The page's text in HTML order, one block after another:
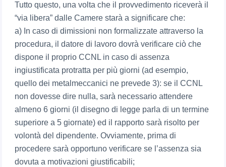
Tutto questo, una volta che il provvedimento riceverà il
“via libera” dalle Camere starà a significare che:
a) In caso di dimissioni non formalizzate attraverso la
procedura, il datore di lavoro dovrà verificare ciò che
dispone il proprio CCNL in caso di assenza
ingiustificata protratta per più giorni (ad esempio,
quello dei metalmeccanici ne prevede 3): se il CCNL
non dovesse dire nulla, sarà necessario attendere
almeno 6 giorni (il disegno di legge parla di un termine
superiore a 5 giornate) ed il rapporto sarà risolto per
volontà del dipendente. Ovviamente, prima di
procedere sarà opportuno verificare se l’assenza sia
dovuta a motivazioni giustificabili;